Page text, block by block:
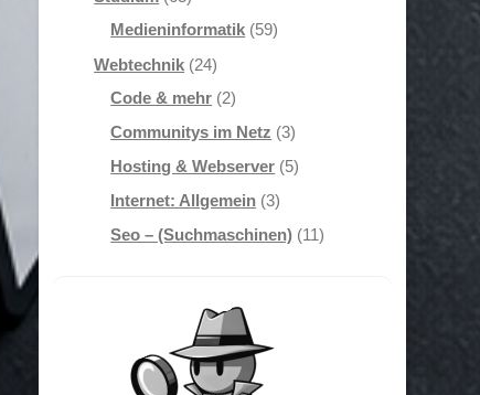
Medieninformatik (59)
Webtechnik (24)
Code & mehr (2)
Communitys im Netz (3)
Hosting & Webserver (5)
Internet: Allgemein (3)
Seo – (Suchmaschinen) (11)